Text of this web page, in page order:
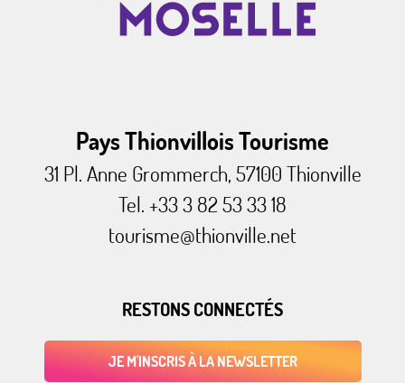
Pays Thionvillois Tourisme
31 Pl. Anne Grommerch, 57100 Thionville
Tel. +33 3 82 53 33 18
tourisme@thionville.net
RESTONS CONNECTÉS
JE M'INSCRIS À LA NEWSLETTER